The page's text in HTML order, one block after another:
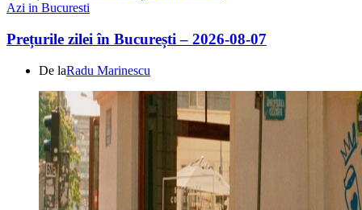
Azi in Bucuresti
Prețurile zilei în București – 2026-08-07
De laRadu Marinescu